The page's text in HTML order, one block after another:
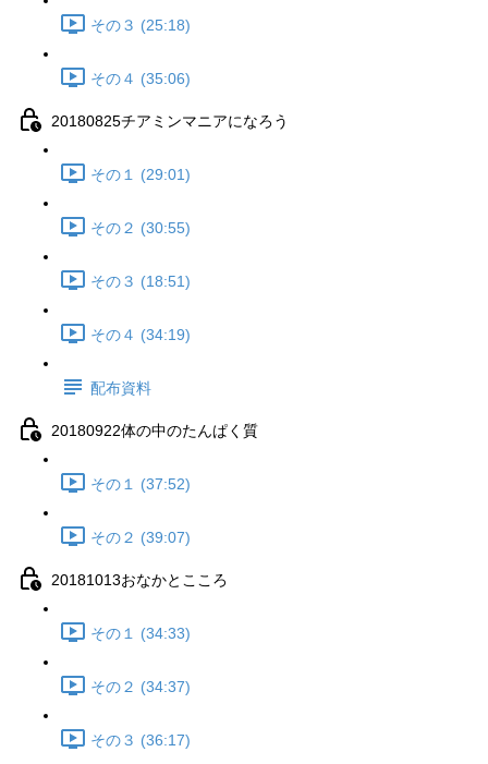
その３ (25:18)
その４ (35:06)
20180825チアミンマニアになろう
その１ (29:01)
その２ (30:55)
その３ (18:51)
その４ (34:19)
配布資料
20180922体の中のたんぱく質
その１ (37:52)
その２ (39:07)
20181013おなかとこころ
その１ (34:33)
その２ (34:37)
その３ (36:17)